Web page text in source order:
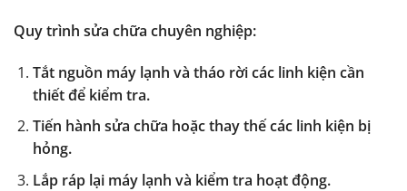
Quy trình sửa chữa chuyên nghiệp:
Tắt nguồn máy lạnh và tháo rời các linh kiện cần
thiết để kiểm tra.
Tiến hành sửa chữa hoặc thay thế các linh kiện bị
hỏng.
Lắp ráp lại máy lạnh và kiểm tra hoạt động.